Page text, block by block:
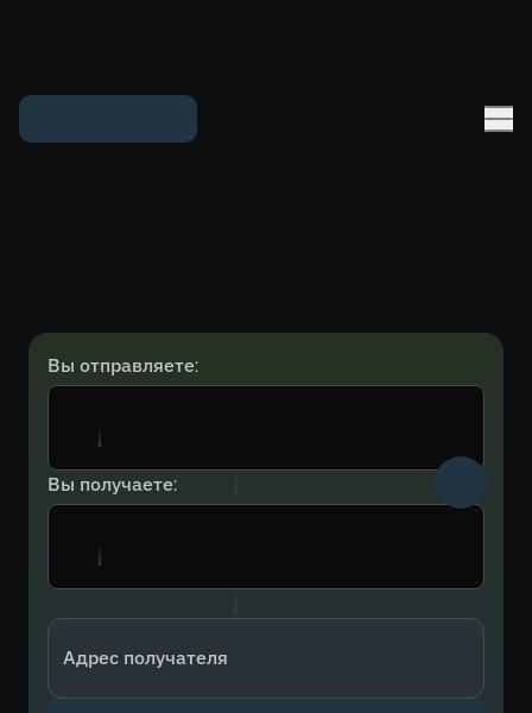
Вы отправляете:
Вы получаете:
Адрес получателя